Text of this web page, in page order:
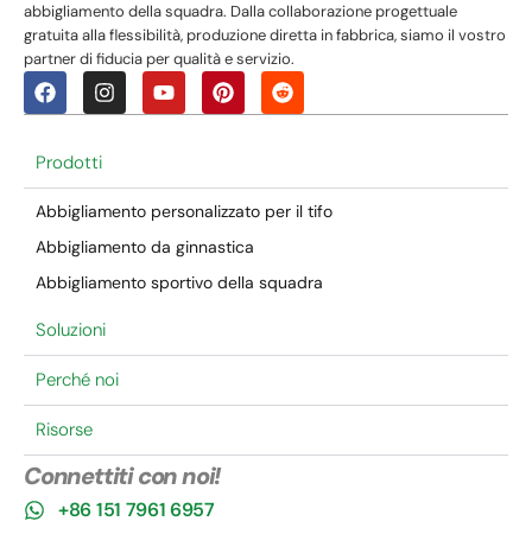
abbigliamento della squadra. Dalla collaborazione progettuale
gratuita alla flessibilità, produzione diretta in fabbrica, siamo il vostro
partner di fiducia per qualità e servizio.
Prodotti
Abbigliamento personalizzato per il tifo
Abbigliamento da ginnastica
Abbigliamento sportivo della squadra
Soluzioni
Perché noi
Risorse
Connettiti con noi!
+86 151 7961 6957